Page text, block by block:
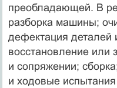
преобладающей. В
разборка машины;
дефектация деталей
восстановление или
и сопряжении;
и ходовые